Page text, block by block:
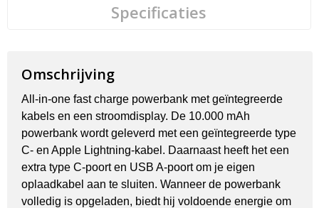
Specificaties
Omschrijving
All-in-one fast charge powerbank met geïntegreerde
kabels en een stroomdisplay. De 10.000 mAh
powerbank wordt geleverd met een geïntegreerde type
C- en Apple Lightning-kabel. Daarnaast heeft het een
extra type C-poort en USB A-poort om je eigen
oplaadkabel aan te sluiten. Wanneer de powerbank
volledig is opgeladen, biedt hij voldoende energie om